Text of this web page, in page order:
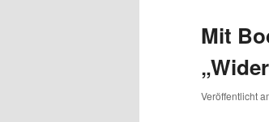
Mit
Veröffentlicht